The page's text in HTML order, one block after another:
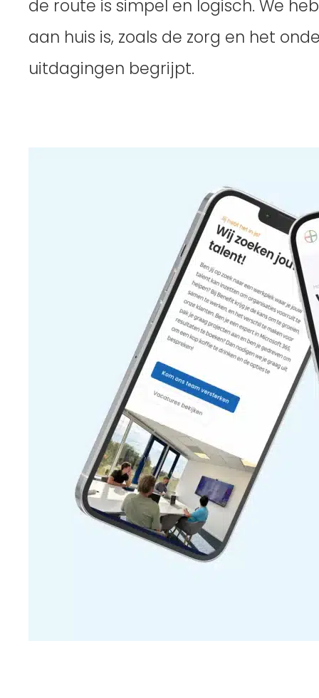
de route is simpel en logisch. We
aan huis is, zoals de zorg en het
uitdagingen begrijpt.